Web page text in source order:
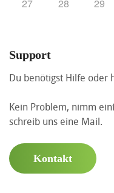
27 28 29
Support
Du benötigst Hilfe oder
Kein Problem, nimm
schreib uns eine Mail.
Kontakt